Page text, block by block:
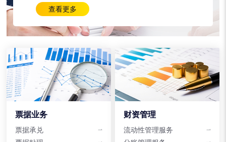
查看更多
票据业务
票据承兑
财资管理
流动性管理服务